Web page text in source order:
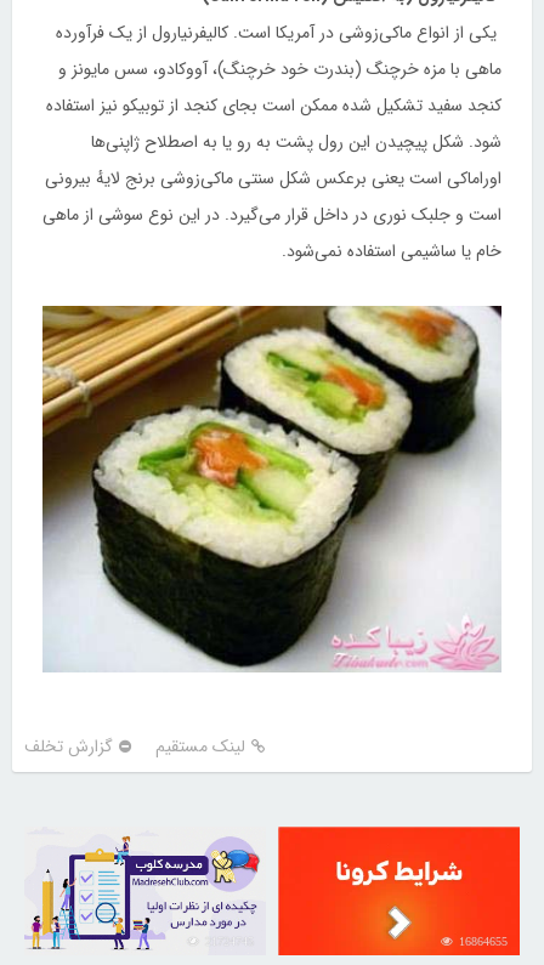
یکی از انواع ماکی‌زوشی در آمریکا است. کالیفرنیارول از یک فرآورده
ماهی با مزه خرچنگ (بندرت خود خرچنگ)، آووکادو، سس مایونز و
کنجد سفید تشکیل شده ممکن است بجای کنجد از توبیکو نیز استفاده
شود. شکل پیچیدن این رول پشت به رو یا به اصطلاح ژاپنی‌ها
اوراماکی است یعنی برعکس شکل سنتی ماکی‌زوشی برنج لایهٔ بیرونی
است و جلبک نوری در داخل قرار می‌گیرد. در این نوع سوشی از ماهی
خام یا ساشیمی استفاده نمی‌شود.
لینک مستقیم گزارش تخلف
16864655